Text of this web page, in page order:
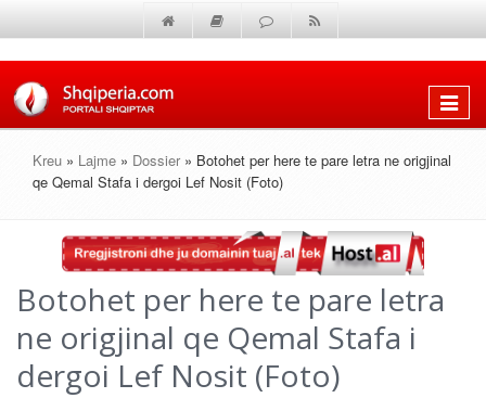
Shfaq
Kreu » Lajme » Dossier » Botohet per here te pare letra ne origjinal
qe Qemal Stafa i dergoi Lef Nosit (Foto)
Botohet per here te pare letra
ne origjinal qe Qemal Stafa i
dergoi Lef Nosit (Foto)